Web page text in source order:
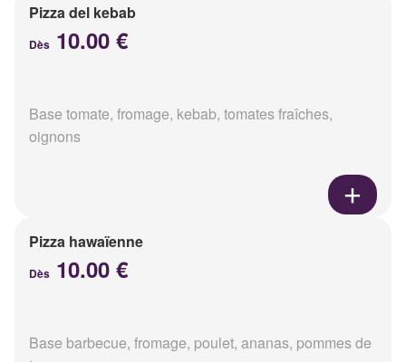
Pizza del kebab
Dès 10.00 €
Base tomate, fromage, kebab, tomates fraîches,
oignons
Pizza hawaïenne
Dès 10.00 €
Base barbecue, fromage, poulet, ananas, pommes de